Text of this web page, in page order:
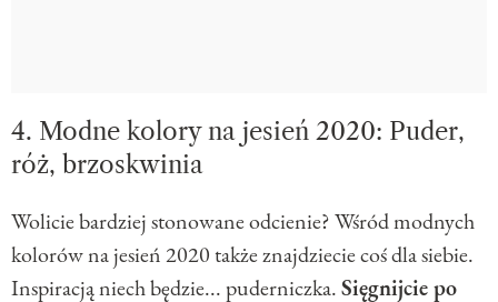
4. Modne kolory na jesień 2020: Puder,
róż, brzoskwinia
Wolicie bardziej stonowane odcienie? Wśród modnych
kolorów na jesień 2020 także znajdziecie coś dla siebie.
Inspiracją niech będzie... puderniczka.Sięgnijcie po